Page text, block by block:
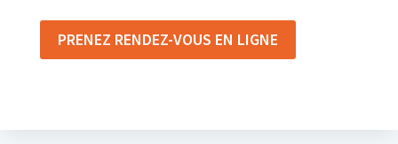
PRENEZ RENDEZ-VOUS EN LIGNE